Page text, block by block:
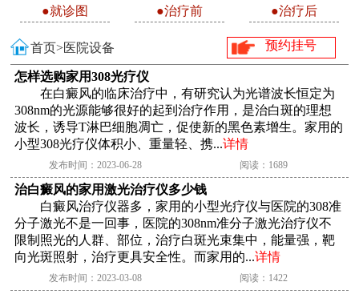
●就诊图 ●治疗前 ●治疗后
首页>医院设备 预约挂号
怎样选购家用308光疗仪
在白癜风的临床治疗中，有研究认为光谱波长恒定为
308nm的光源能够很好的起到治疗作用，是治白斑的理想
波长，诱导T淋巴细胞凋亡，促使新的黑色素增生。家用的
小型308光疗仪体积小、重量轻、携...详情
发布时间：2023-06-28 阅读：1689
治白癜风的家用激光治疗仪多少钱
白癜风治疗仪器多，家用的小型光疗仪与医院的308准
分子激光不是一回事，医院的308nm准分子激光治疗仪不
限制照光的人群、部位，治疗白斑光束集中，能量强，靶
向光斑照射，治疗更具安全性。而家用的...详情
发布时间：2023-03-08 阅读：1422